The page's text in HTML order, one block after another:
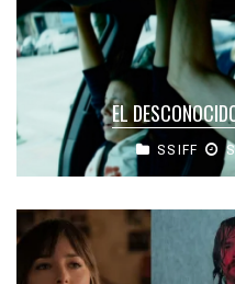
EL
SSIFF